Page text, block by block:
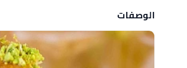
الوصفات